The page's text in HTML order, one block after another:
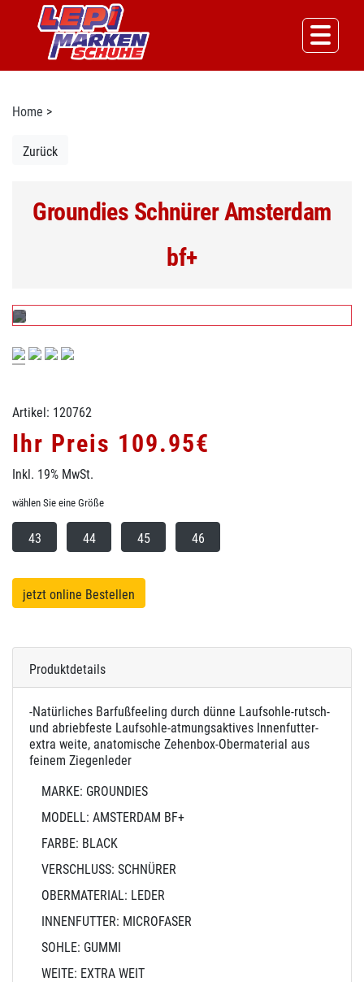
Home >
Zurück
Groundies Schnürer Amsterdam
bf+
Artikel: 120762
Ihr Preis 109.95€
Inkl. 19% MwSt.
wählen Sie eine Größe
43 44 45 46
jetzt online Bestellen
Produktdetails
-Natürliches Barfußfeeling durch dünne Laufsohle-rutsch-
und abriebfeste Laufsohle-atmungsaktives Innenfutter-
extra weite, anatomische Zehenbox-Obermaterial aus
feinem Ziegenleder
MARKE: GROUNDIES
MODELL: AMSTERDAM BF+
FARBE: BLACK
VERSCHLUSS: SCHNÜRER
OBERMATERIAL: LEDER
INNENFUTTER: MICROFASER
SOHLE: GUMMI
WEITE: EXTRA WEIT